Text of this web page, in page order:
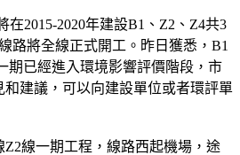
在2015-2020年建設B1、Z2、Z4共3
路將全線正式開工。昨日獲悉，B1
期已經進入環境影響評價階段，市
和建議，可以向建設單位或者環評單
線一期工程，線路西起機場，途